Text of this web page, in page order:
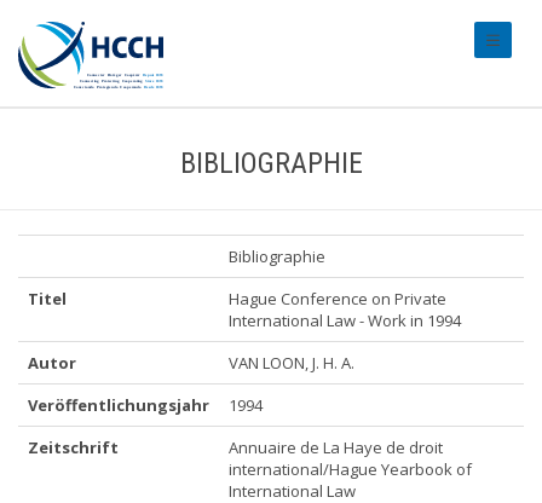
BIBLIOGRAPHIE
Bibliographie
Titel
Hague Conference on Private
International Law - Work in 1994
Autor
VAN LOON, J. H. A.
Veröffentlichungsjahr
1994
Zeitschrift
Annuaire de La Haye de droit
international/Hague Yearbook of
International Law